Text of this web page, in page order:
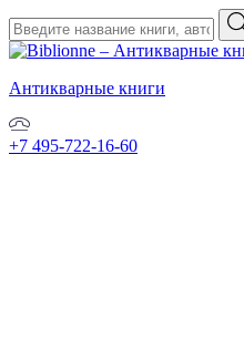
Антикварные книги
+7 495-722-16-60